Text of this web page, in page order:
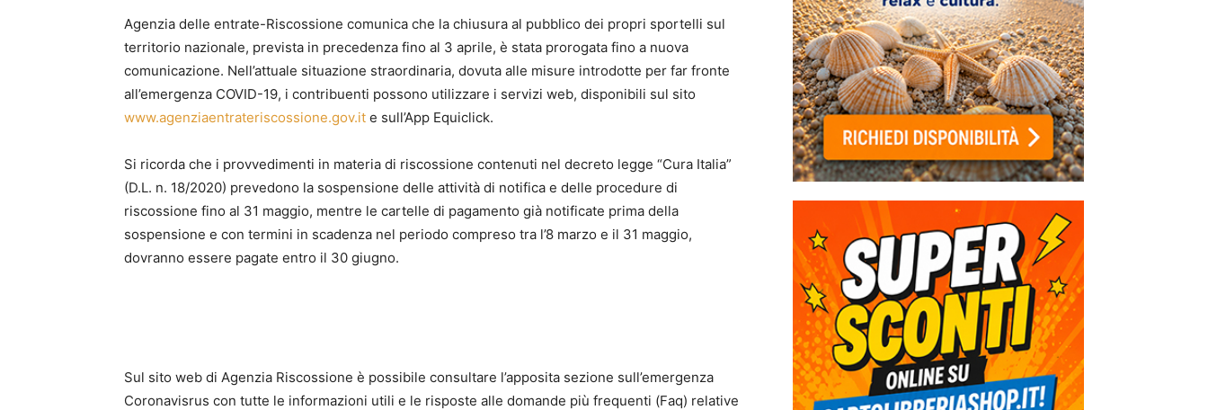
Agenzia delle entrate-Riscossione comunica che la chiusura al pubblico dei propri sportelli sul
territorio nazionale, prevista in precedenza fino al 3 aprile, è stata prorogata fino a nuova
comunicazione. Nell’attuale situazione straordinaria, dovuta alle misure introdotte per far fronte
all’emergenza COVID-19, i contribuenti possono utilizzare i servizi web, disponibili sul sito
www.agenziaentrateriscossione.gov.it e sull’App Equiclick.
Si ricorda che i provvedimenti in materia di riscossione contenuti nel decreto legge “Cura Italia”
(D.L. n. 18/2020) prevedono la sospensione delle attività di notifica e delle procedure di
riscossione fino al 31 maggio, mentre le cartelle di pagamento già notificate prima della
sospensione e con termini in scadenza nel periodo compreso tra l’8 marzo e il 31 maggio,
dovranno essere pagate entro il 30 giugno.
Sul sito web di Agenzia Riscossione è possibile consultare l’apposita sezione sull’emergenza
Coronavisrus con tutte le informazioni utili e le risposte alle domande più frequenti (Faq) relative